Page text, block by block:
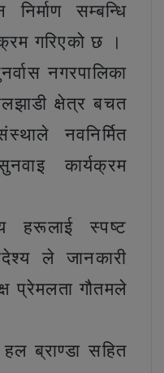
सम्बन्धि
गरिएको छ ।
नगरपालिका
क्षेत्र बचत
नवनिर्मित
कार्यक्रम
हरूलाई स्पष्ट
ले जानकारी
प्रेमलता गौतमले
ब्राण्डा सहित